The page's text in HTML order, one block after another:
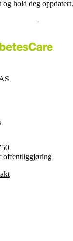
og hold deg oppdatert.
offentliggjøring